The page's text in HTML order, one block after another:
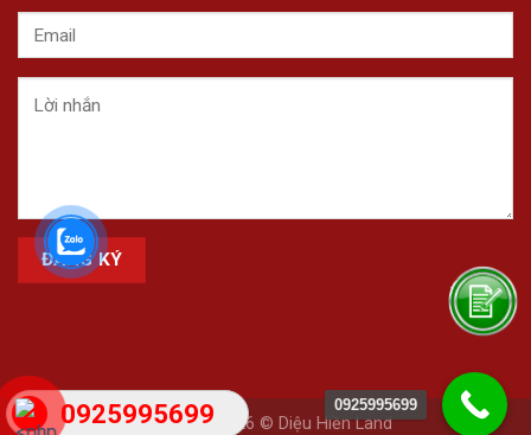
0925995699Copyright 2026 © Diệu Hiền Land
0925995699